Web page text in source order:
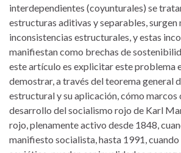
interdependientes (coyunturales) se
estructuras aditivas y separables, surgen
inconsistencias estructurales, y estas
manifiestan como brechas de
este artículo es explicitar este problema
demostrar, a través del teorema general
estructural y su aplicación, cómo marcos
desarrollo del socialismo rojo de Karl
rojo, plenamente activo desde 1848,
manifiesto socialista, hasta 1991,